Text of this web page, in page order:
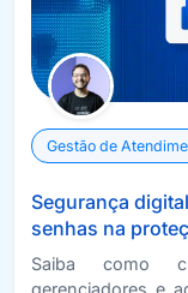
Gestão de
Segurança
senhas na
Saiba como
gerenciadores e